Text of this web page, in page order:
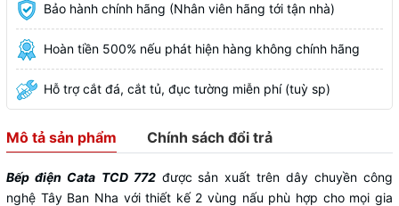
Bảo hành chính hãng (Nhân viên hãng tới tận nhà)
Hoàn tiền 500% nếu phát hiện hàng không chính hãng
Hỗ trợ cắt đá, cắt tủ, đục tường miễn phí (tuỳ sp)
Mô tả sản phẩm Chính sách đổi trả
Bếp điện Cata TCD 772được sản xuất trên dây chuyền công
nghệ Tây Ban Nha với thiết kế 2 vùng nấu phù hợp cho mọi gia